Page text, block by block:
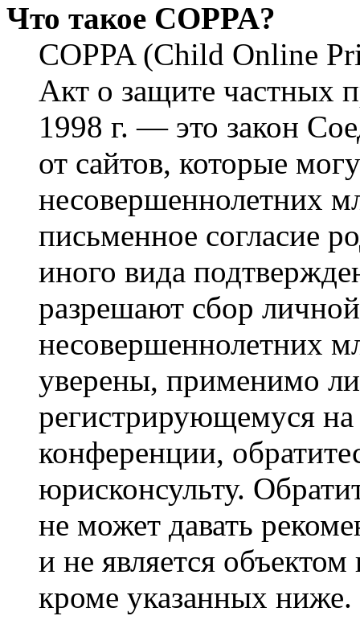
Что такое COPPA?
COPPA (Child Online
Акт о защите частных
1998 г. — это закон
от сайтов, которые
несовершеннолетних
письменное согласие
иного вида
разрешают сбор
несовершеннолетних
уверены, применимо
регистрирующемуся
конференции,
юрисконсульту.
не может давать
и не является
кроме указанных ниже.